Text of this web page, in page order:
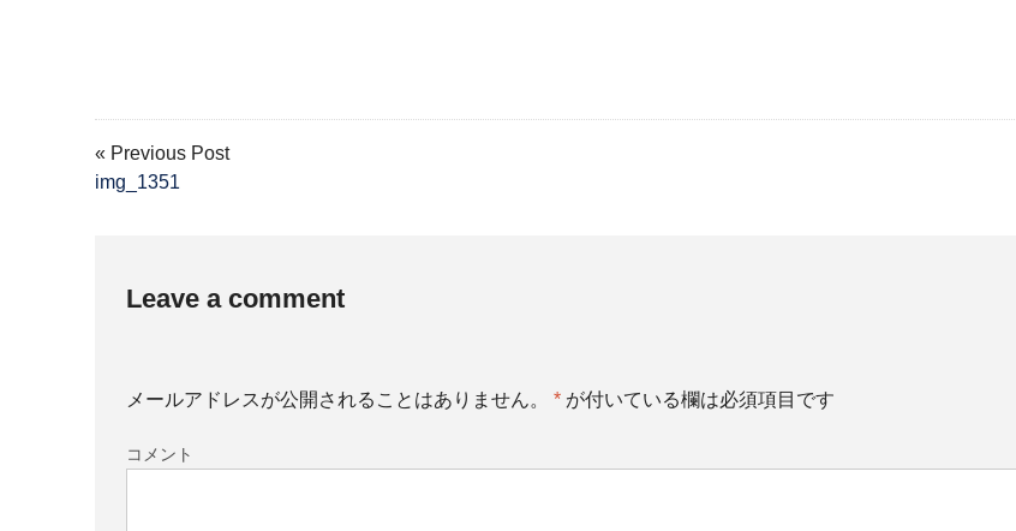
« Previous Post
img_1351
Leave a comment
メールアドレスが公開されることはありません。 *が付いている欄は必須項目です
コメント